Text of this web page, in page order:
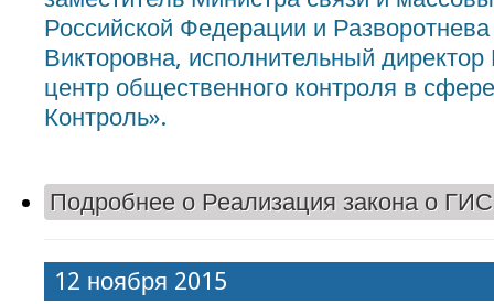
Российской Федерации и
Викторовна, исполнительный
центр общественного контроля в
Контроль».
Подробнее о Реализация закона о
12 ноября 2015